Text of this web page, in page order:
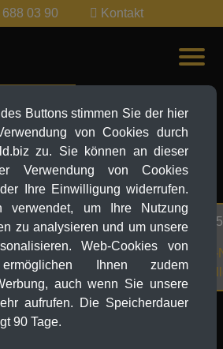
688 03 90 Kontakt
27.03.2025
Goldpreis-
USD – Zölle
Buttons stimmen Sie der hier
von Cookies durch
zu. Sie können an dieser
Verwendung von Cookies
Ihre Einwilligung widerrufen.
verwendet, um Ihre Nutzung
zu analysieren und um unsere
Web-Cookies von
ermöglichen Ihnen zudem
auch wenn Sie unsere
aufrufen. Die Speicherdauer
90 Tage.